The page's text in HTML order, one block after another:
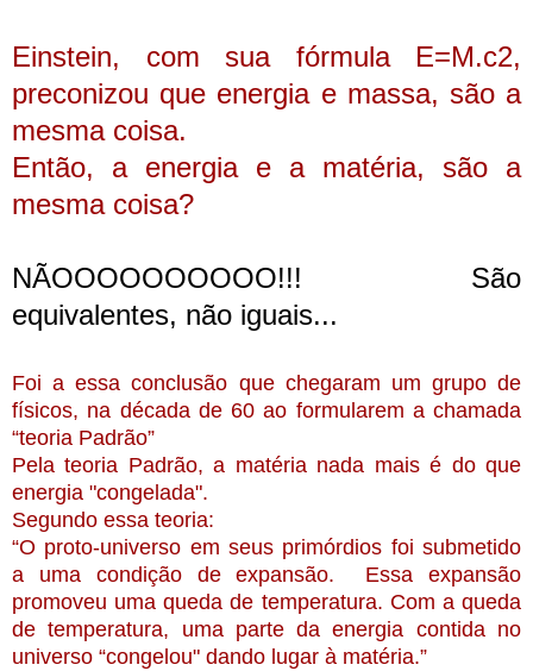
Einstein, com sua fórmula E=M.c2,
preconizou que energia e massa, são a
mesma coisa.
Então, a energia e a matéria, são a
mesma coisa?
NÃOOOOOOOOOO!!! São
equivalentes, não iguais...
Foi a essa conclusão que chegaram um grupo de
físicos, na década de 60 ao formularem a chamada
“teoria Padrão”
Pela teoria Padrão, a matéria nada mais é do que
energia "congelada".
Segundo essa teoria:
“O proto-universo em seus primórdios foi submetido
a uma condição de expansão. Essa expansão
promoveu uma queda de temperatura. Com a queda
de temperatura, uma parte da energia contida no
universo “congelou" dando lugar à matéria.”